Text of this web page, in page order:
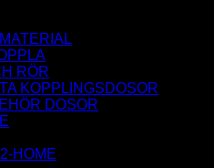
RÖR
KOPPLINGSDOSOR
DOSOR
HOME